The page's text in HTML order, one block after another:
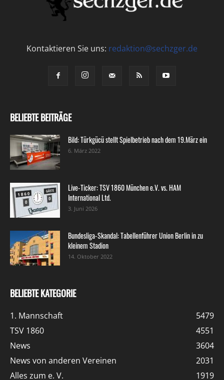
Kontaktieren Sie uns: redaktion@sechzger.de
BELIEBTE BEITRÄGE
Bild: Türkgücü stellt Spielbetrieb nach dem 19.März ein
6. März 2022
Live-Ticker: TSV 1860 München e.V. vs. HAM
International Ltd.
3. Juni 2026
Bundesliga-Skandal: Tabellenführer Union Berlin in zu
kleinem Stadion
14. Oktober 2022
BELIEBTE KATEGORIE
1. Mannschaft
5479
TSV 1860
4551
News
3604
News von anderen Vereinen
2031
Alles zum e. V.
1919